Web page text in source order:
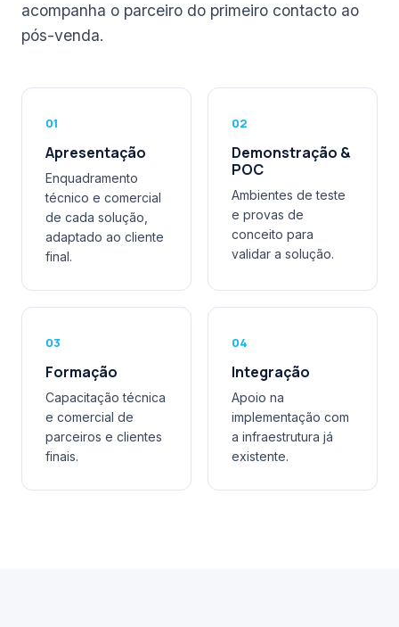
acompanha o parceiro do primeiro contacto ao
pós-venda.
01
Apresentação
Enquadramento
técnico e comercial
de cada solução,
adaptado ao cliente
final.
02
Demonstração &
POC
Ambientes de teste
e provas de
conceito para
validar a solução.
03
Formação
Capacitação técnica
e comercial de
parceiros e clientes
finais.
04
Integração
Apoio na
implementação com
a infraestrutura já
existente.